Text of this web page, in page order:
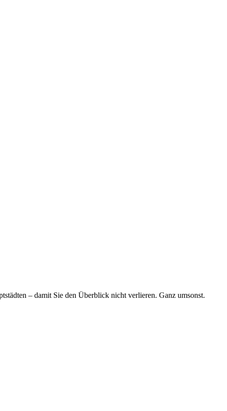
– damit Sie den Überblick nicht verlieren. Ganz umsonst.